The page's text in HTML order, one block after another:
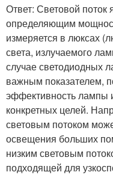
Ответ: Световой
определяющим
измеряется в люксах
света, излучаемого
случае светодиодных
важным показателем,
эффективность лампы
конкретных целей.
световым потоком
освещения больших
низким световым
подходящей для